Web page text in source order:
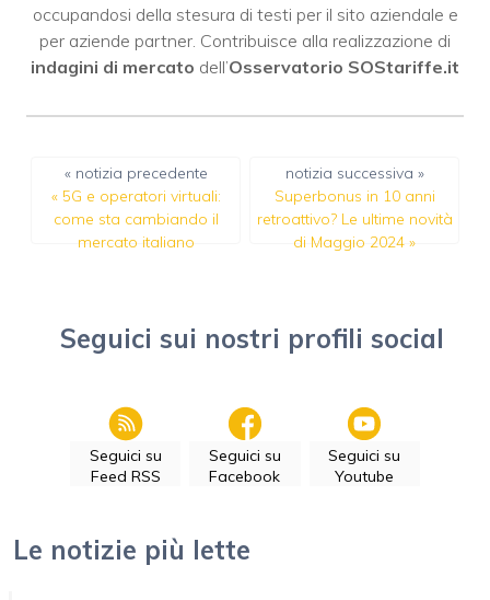
occupandosi della stesura di testi per il sito aziendale e
per aziende partner. Contribuisce alla realizzazione di
indagini di mercato dell’Osservatorio SOStariffe.it
« notizia precedente
« 5G e operatori virtuali:
come sta cambiando il
mercato italiano
notizia successiva »
Superbonus in 10 anni
retroattivo? Le ultime novità
di Maggio 2024 »
Seguici sui nostri profili social
Seguici su
Feed RSS
Seguici su
Facebook
Seguici su
Youtube
Le notizie più lette